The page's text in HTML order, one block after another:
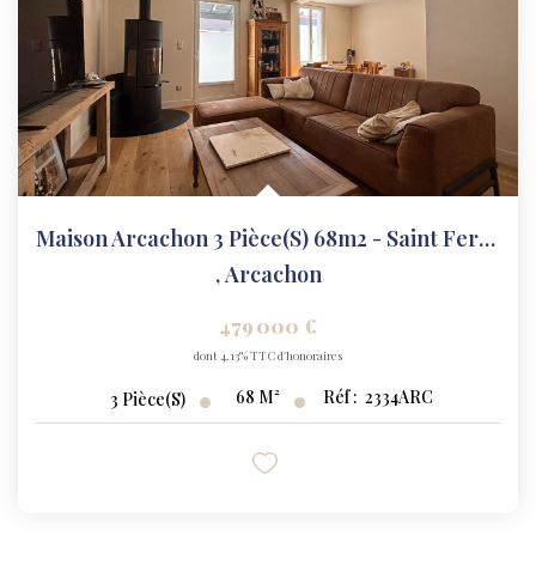
Maison Arcachon 3 Pièce(s) 68m2 - Saint Ferdinand
,Arcachon
479 000 €
dont 4,13% TTC d'honoraires
3 Pièce(s) 68 M² Réf : 2334ARC